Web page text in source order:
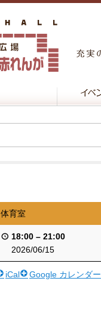
体育室
18:00 – 21:00
2026/06/15
iCal Google カレンダー